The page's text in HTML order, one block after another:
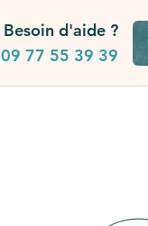
Besoin d'aide ?
09 77 55 39 39